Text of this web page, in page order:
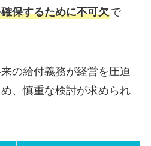
保するために不可欠で
の給付義務が経営を圧迫
、慎重な検討が求められ